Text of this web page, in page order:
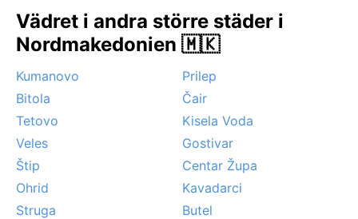
Vädret i andra större städer i
Nordmakedonien 🇲🇰
Kumanovo
Prilep
Bitola
Čair
Tetovo
Kisela Voda
Veles
Gostivar
Štip
Centar Župa
Ohrid
Kavadarci
Struga
Butel